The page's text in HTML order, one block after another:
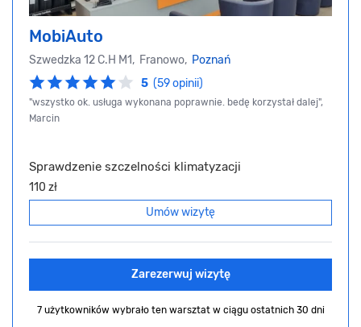
MobiAuto
Szwedzka 12 C.H M1, Franowo, Poznań
5 (59 opinii)
"wszystko ok. usługa wykonana poprawnie. bedę korzystał dalej",
Marcin
Sprawdzenie szczelności klimatyzacji
110 zł
Umów wizytę
Zarezerwuj wizytę
7 użytkowników wybrało ten warsztat w ciągu ostatnich 30 dni